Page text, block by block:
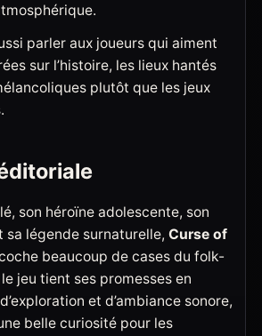
parler aux joueurs qui aiment
sur l’histoire, les lieux hantés
plutôt que les jeux
son héroïne adolescente, son
sa légende surnaturelle, Curse of
beaucoup de cases du folk-
jeu tient ses promesses en
et d’ambiance sonore,
belle curiosité pour les